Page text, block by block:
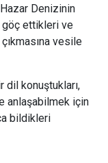
Hazar Denizinin
göç ettikleri ve
vesile
dil konuştukları,
anlaşabilmek için
bildikleri